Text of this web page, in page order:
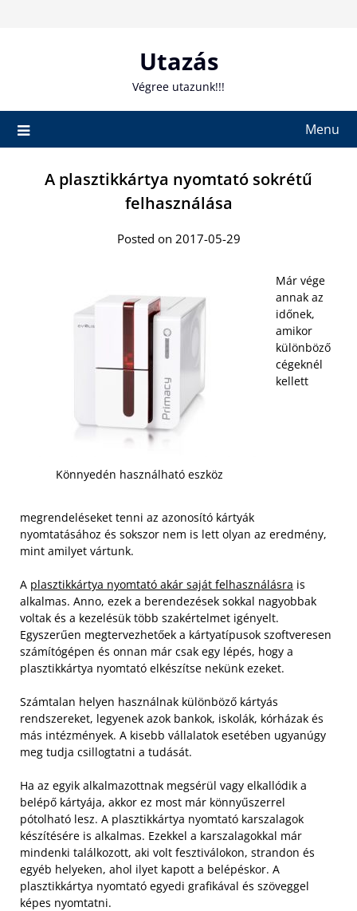
Utazás
Végree utazunk!!!
Menu
A plasztikkártya nyomtató sokrétű
felhasználása
Posted on 2017-05-29
Könnyedén használható eszköz
Már vége
annak az
időnek,
amikor
különböző
cégeknél
kellett
megrendeléseket tenni az azonosító kártyák
nyomtatásához és sokszor nem is lett olyan az eredmény,
mint amilyet vártunk.
A plasztikkártya nyomtató akár saját felhasználásra is
alkalmas. Anno, ezek a berendezések sokkal nagyobbak
voltak és a kezelésük több szakértelmet igényelt.
Egyszerűen megtervezhetőek a kártyatípusok szoftveresen
számítógépen és onnan már csak egy lépés, hogy a
plasztikkártya nyomtató elkészítse nekünk ezeket.
Számtalan helyen használnak különböző kártyás
rendszereket, legyenek azok bankok, iskolák, kórházak és
más intézmények. A kisebb vállalatok esetében ugyanúgy
meg tudja csillogtatni a tudását.
Ha az egyik alkalmazottnak megsérül vagy elkallódik a
belépő kártyája, akkor ez most már könnyűszerrel
pótolható lesz. A plasztikkártya nyomtató karszalagok
készítésére is alkalmas. Ezekkel a karszalagokkal már
mindenki találkozott, aki volt fesztiválokon, strandon és
egyéb helyeken, ahol ilyet kapott a belépéskor. A
plasztikkártya nyomtató egyedi grafikával és szöveggel
képes nyomtatni.